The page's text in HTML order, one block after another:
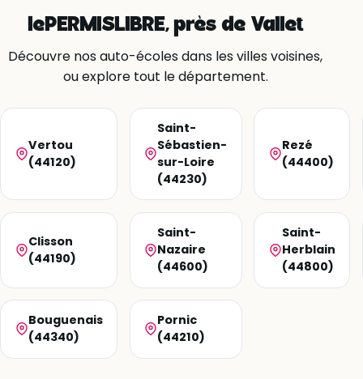
lePERMISLIBRE, près de Vallet
Découvre nos auto-écoles dans les villes voisines,
ou explore tout le département.
Vertou
(44120)
Saint-
Sébastien-
sur-Loire
(44230)
Rezé
(44400)
Clisson
(44190)
Saint-
Nazaire
(44600)
Saint-
Herblain
(44800)
Bouguenais
(44340)
Pornic
(44210)